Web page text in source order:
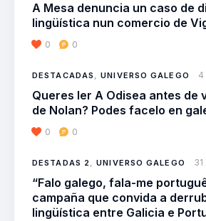
A Mesa denuncia un caso de
lingüística nun comercio de
0 0
DESTACADAS ,UNIVERSO GALEGO 4
Queres ler A Odisea antes de
de Nolan? Podes facelo en
0 0
DESTADAS 2,UNIVERSO GALEGO
“Falo galego, fala-me
campaña que convida a
lingüística entre Galicia e